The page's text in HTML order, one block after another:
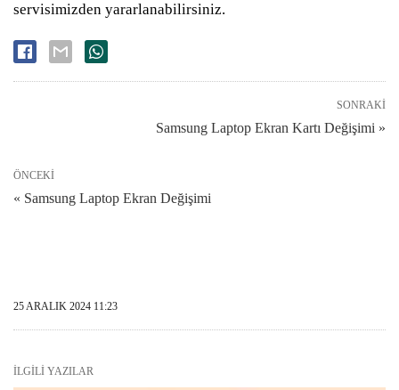
servisimizden yararlanabilirsiniz.
SONRAKI
Samsung Laptop Ekran Kartı Değişimi »
ÖNCEKI
« Samsung Laptop Ekran Değişimi
25 ARALIK 2024 11:23
İLGILI YAZILAR